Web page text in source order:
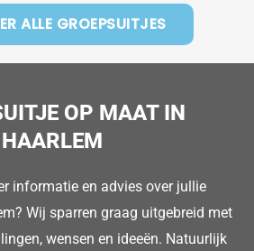
ALLE GROEPSUITJES
OP MAAT IN
HAARLEM
informatie en advies over jullie
Wij sparren graag uitgebreid met
wensen en ideeën. Natuurlijk